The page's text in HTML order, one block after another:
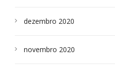
dezembro 2020
novembro 2020